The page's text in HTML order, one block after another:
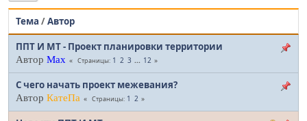
Тема /Автор
ППТ И МТ - Проект планировки территории
Автор Max Страницы 1 2 3 ... 12
С чего начать проект межевания?
Автор КатеПа Страницы 1 2